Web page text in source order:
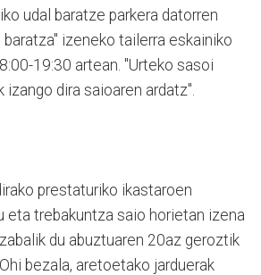
udal baratze parkera datorren
izeneko tailerra eskainiko
19:30 artean. "Urteko sasoi
izango dira saioaren ardatz".
prestaturiko ikastaroen
eta trebakuntza saio horietan izena
du abuztuaren 20az geroztik
bezala, aretoetako jarduerak